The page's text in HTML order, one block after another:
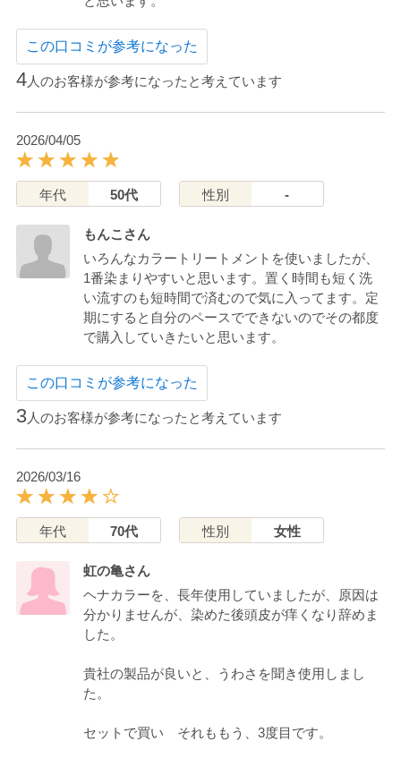
この口コミが参考になった
4人のお客様が参考になったと考えています
2026/04/05
年代 50代 性別 -
もんこさん
いろんなカラートリートメントを使いましたが、
1番染まりやすいと思います。置く時間も短く洗
い流すのも短時間で済むので気に入ってます。定
期にすると自分のペースでできないのでその都度
で購入していきたいと思います。
この口コミが参考になった
3人のお客様が参考になったと考えています
2026/03/16
年代 70代 性別 女性
虹の亀さん
ヘナカラーを、長年使用していましたが、原因は
分かりませんが、染めた後頭皮が痒くなり辞めま
した。
貴社の製品が良いと、うわさを聞き使用しまし
た。
セットで買い それももう、3度目です。